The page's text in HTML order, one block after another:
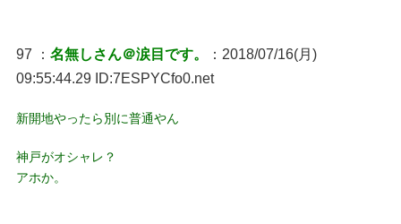
97 ： 名無しさん＠涙目です。
：2018/07/16(月)
09:55:44.29 ID:7ESPYCfo0.net
新開地やったら別に普通やん
神戸がオシャレ？
アホか。